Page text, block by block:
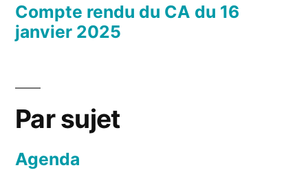
Compte rendu du CA du 16
janvier 2025
Par sujet
Agenda